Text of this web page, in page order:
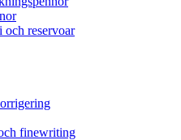
reservoar
finewriting